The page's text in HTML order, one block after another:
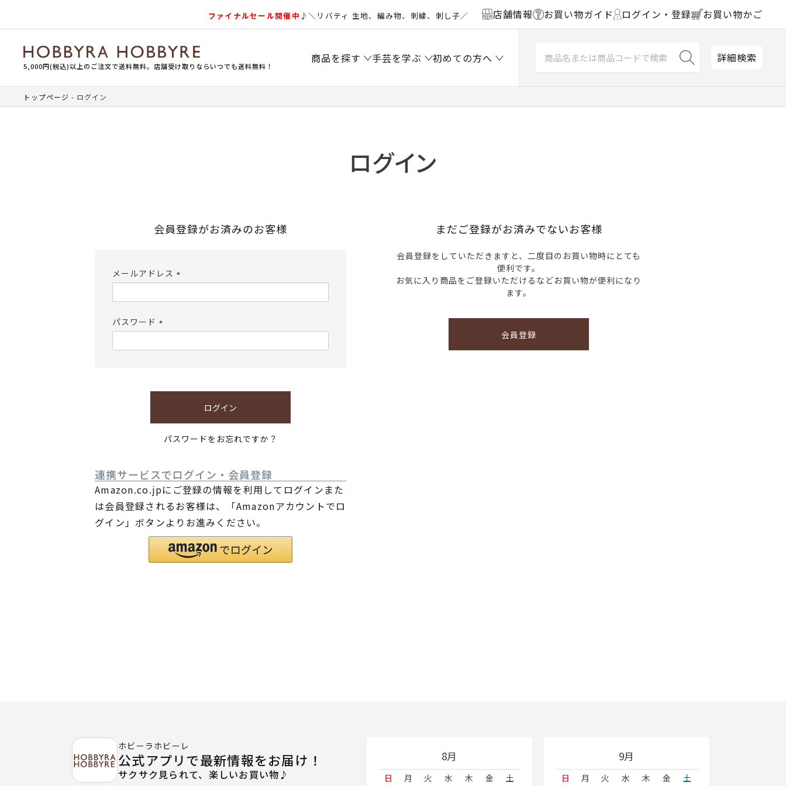
ファイナルセール開催中♪＼リバティ 生地、編み物、刺繍、刺し子／ 店舗情報 お買い物ガイド ログイン・登録 お買い物かご
5,000円(税込)以上のご注文で送料無料。店舗受け取りならいつでも送料無料！
商品を探す 手芸を学ぶ 初めての方へ 詳細検索
トップページ ログイン
ログイン
会員登録がお済みのお客様
メールアドレス
須)
パスワード
須)
ログイン
パスワードをお忘れですか？
連携サービスでログイン・会員登録
Amazon.co.jpにご登録の情報を利用してログインまた
は会員登録されるお客様は、「Amazonアカウントでロ
グイン」ボタンよりお進みください。
まだご登録がお済みでないお客様
会員登録をしていただきますと、二度目のお買い物時にとても
便利です。
お気に入り商品をご登録いただけるなどお買い物が便利になり
ます。
会員登録
8月
日 月 火 水 木 金 土
9月
日 月 火 水 木 金 土
ホビーラホビーレ
公式アプリで最新情報をお届け！
サクサク見られて、楽しいお買い物♪